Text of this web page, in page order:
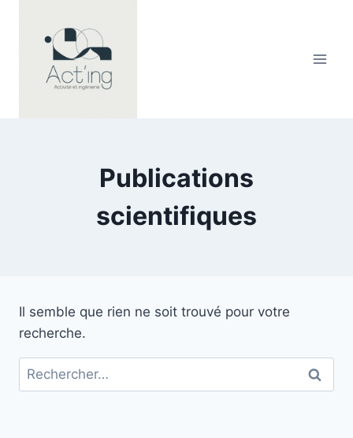
Publications
scientifiques
Il semble que rien ne soit trouvé pour votre
recherche.
Rechercher :